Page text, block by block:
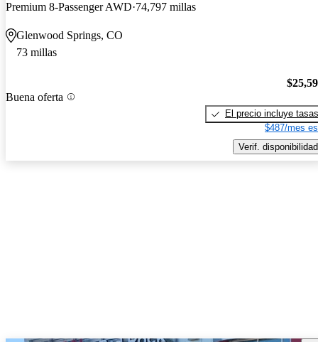
Premium 8-Passenger AWD 74,797 millas
Glenwood Springs, CO
73 millas
Buena oferta
El precio incluye tasas
$487/mes
Verif. disponibilidad